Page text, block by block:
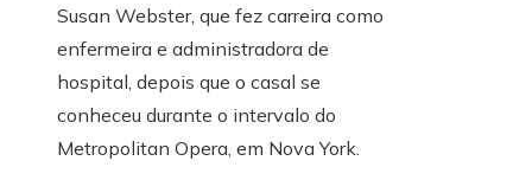
Susan Webster, que fez carreira como
enfermeira e administradora de
hospital, depois que o casal se
conheceu durante o intervalo do
Metropolitan Opera, em Nova York.